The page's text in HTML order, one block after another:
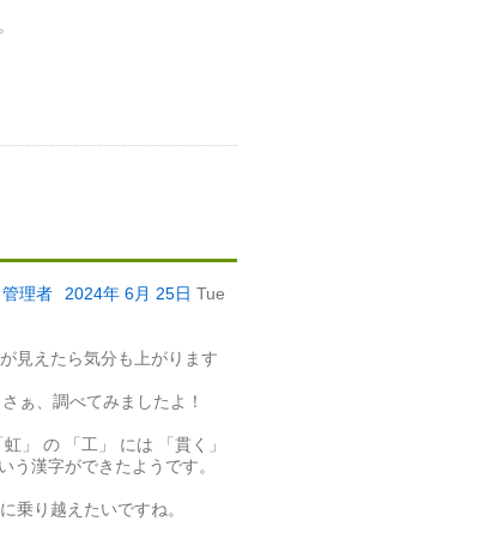
2024年 6月 25日 Tue
管理者
見えたら気分も上がります
ぁ、調べてみましたよ！
」 の 「工」 には 「貫く」
う漢字ができたようです。
乗り越えたいですね。